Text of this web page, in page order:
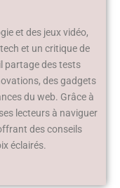
et des jeux vidéo,
et un critique de
partage des tests
des gadgets
du web. Grâce à
lecteurs à naviguer
des conseils
éclairés.